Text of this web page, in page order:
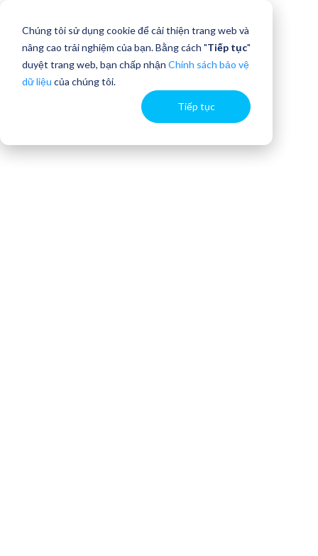
Chúng tôi sử dụng cookie để cải thiện trang web và
nâng cao trải nghiệm của bạn. Bằng cách "Tiếp tục"
duyệt trang web, bạn chấp nhận Chính sách bảo vệ
dữ liệu của chúng tôi.
Tiếp tục